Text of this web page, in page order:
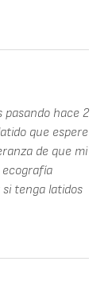
pasando hace 2
que espere
de que mi
tenga latidos